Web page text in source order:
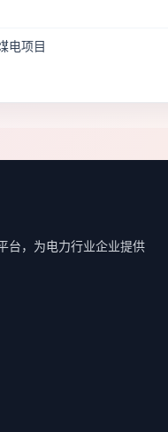
电项目
台，为电力行业企业提供